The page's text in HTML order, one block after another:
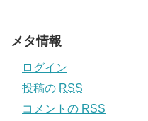
メタ情報
ログイン
投稿の RSS
コメントの RSS